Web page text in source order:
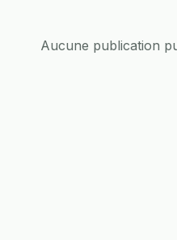
Aucune publication